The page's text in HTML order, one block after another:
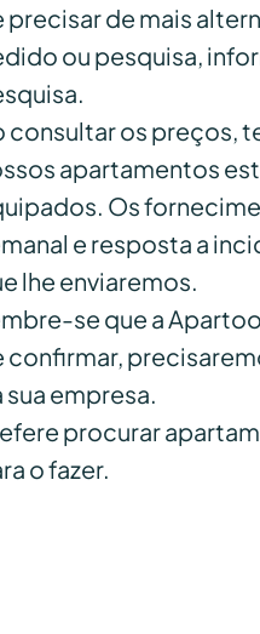
precisar de mais
ou pesquisa,
consultar os preços,
apartamentos
Os
e resposta a
lhe enviaremos.
se que a
confirmar,
sua empresa.
procurar
o fazer.